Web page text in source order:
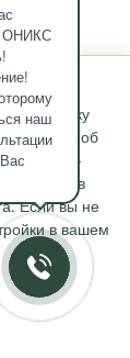
ОНИКС
наш
для
обработку
об
IP-
в
Если вы не
в вашем